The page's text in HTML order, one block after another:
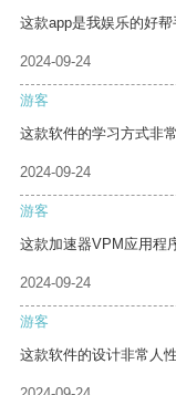
这款app是我娱乐的好
2024-09-24
游客
这款软件的学习方式非
2024-09-24
游客
这款加速器VPM应用程
2024-09-24
游客
这款软件的设计非常人